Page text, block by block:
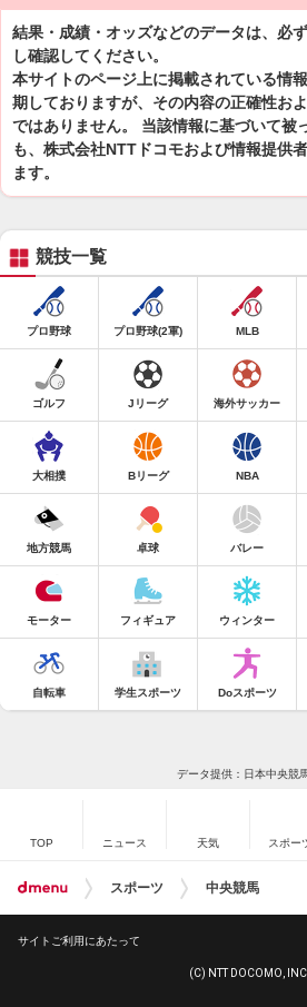
結果・成績・オッズなどのデータは、必
し確認してください。
本サイトのページ上に掲載されている情
期しておりますが、その内容の正確性お
ではありません。 当該情報に基づいて被
も、株式会社NTTドコモおよび情報提供
ます。
競技一覧
プロ野球 プロ野球(2軍) MLB
ゴルフ Jリーグ 海外サッカー
大相撲 Bリーグ NBA
地方競馬 卓球 バレー
モーター フィギュア ウィンター
自転車 学生スポーツ Doスポーツ
データ提供：日本中央競
TOP ニュース 天気 スポー
スポーツ 中央競馬
サイトご利用にあたって
(C) NTT DOCOMO, INC.